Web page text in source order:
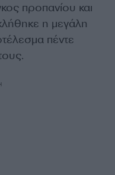
προπανίου και
η μεγάλη
πέντε